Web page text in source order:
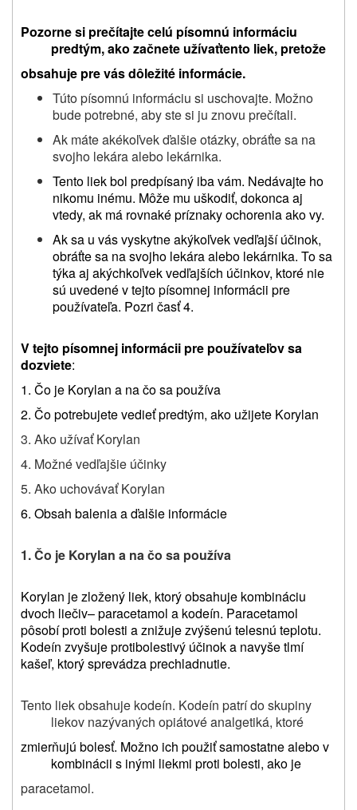
Pozorne si prečítajte celú písomnú informáciu
predtým, ako začnete užívaťtento liek, pretože
obsahuje pre vás dôležité informácie.
Túto písomnú informáciu si uschovajte. Možno
bude potrebné, aby ste si ju znovu prečítali.
Ak máte akékoľvek ďalšie otázky, obráťte sa na
svojho lekára alebo lekárnika.
Tento liek bol predpísaný iba vám. Nedávajte ho
nikomu inému. Môže mu uškodiť, dokonca aj
vtedy, ak má rovnaké príznaky ochorenia ako vy.
Ak sa u vás vyskytne akýkoľvek vedľajší účinok,
obráťte sa na svojho lekára alebo lekárnika. To sa
týka aj akýchkoľvek vedľajších účinkov, ktoré nie
sú uvedenévtejto písomnej informácii pre
používateľa. Pozri časť 4.
V tejto písomnej informácii pre používateľov sa
dozviete:
1. Čo je Korylan a na čo sa používa
2. Čo potrebujete vedieť predtým, ako užijete Korylan
3. Ako užívať Korylan
4. Možné vedľajšie účinky
5. Ako uchovávať Korylan
6. Obsah balenia a ďalšie informácie
1. Čo je Korylan a na čo sa používa
Korylan je zložený liek, ktorý obsahuje kombináciu
dvoch liečiv– paracetamol a kodeín. Paracetamol
pôsobí proti bolesti a znižuje zvýšenú telesnú teplotu.
Kodeín zvyšuje protibolestivý účinok a navyše tlmí
kašeľ, ktorý sprevádza prechladnutie.
Tento liek obsahuje kodeín. Kodeín patrí do skupiny
liekov nazývaných opiátové analgetiká, ktoré
zmierňujú bolesť. Možno ich použiť samostatne alebo v
kombinácii s inými liekmi proti bolesti, ako je
paracetamol.